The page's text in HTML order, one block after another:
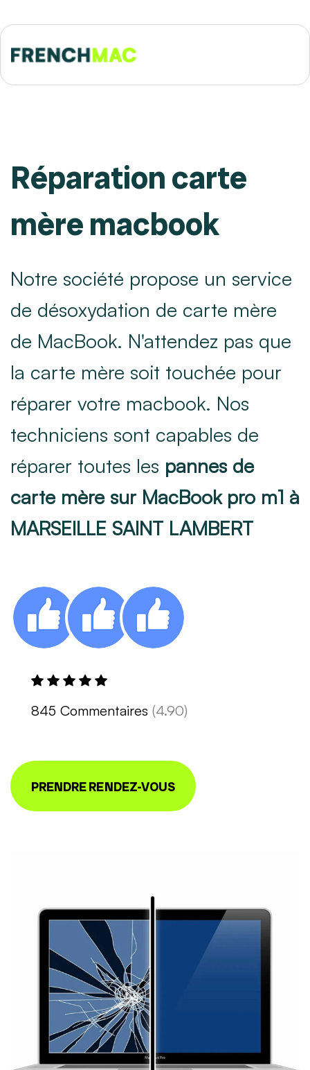
Réparation carte
mère macbook
Notre société propose un service
de désoxydation de carte mère
de MacBook. N'attendez pas que
la carte mère soit touchée pour
réparer votre macbook. Nos
techniciens sont capables de
réparer toutes les pannes de
carte mère sur MacBook pro m1 à
MARSEILLE SAINT LAMBERT
845 Commentaires (4.90)
PRENDRE RENDEZ-VOUS